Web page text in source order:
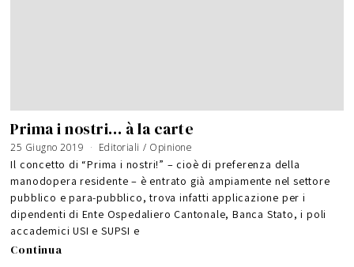
Prima i nostri… à la carte
25 Giugno 2019 Editoriali / Opinione
Il concetto di “Prima i nostri!” – cioè di preferenza della
manodopera residente – è entrato già ampiamente nel settore
pubblico e para-pubblico, trova infatti applicazione per i
dipendenti di Ente Ospedaliero Cantonale, Banca Stato, i poli
accademici USI e SUPSI e
Continua